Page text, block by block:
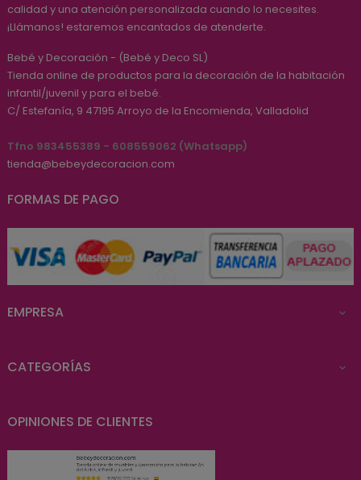
calidad y una atención personalizada cuando lo necesites.
¡Llámanos! estaremos encantados de atenderte.
Bebé y Decoración - (Bebé y Deco SL)
Tienda online de productos para la decoración de la habitación
infantil/juvenil y para el bebé.
C/ Estefanía, 9 47195 Arroyo de la Encomienda, Valladolid
Tfno 983455389 - 608559062 (Whatsapp)
tienda@bebeydecoracion.com
FORMAS DE PAGO
EMPRESA 
CATEGORÍAS 
OPINIONES DE CLIENTES